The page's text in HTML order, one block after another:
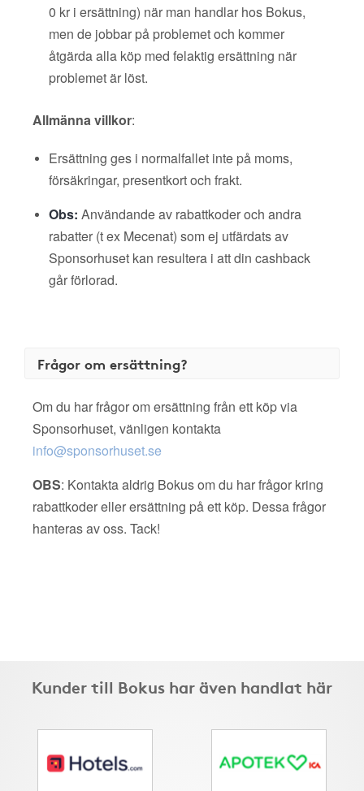
0 kr i ersättning) när man handlar hos Bokus,
men de jobbar på problemet och kommer
åtgärda alla köp med felaktig ersättning när
problemet är löst.
Allmänna villkor:
Ersättning ges i normalfallet inte på moms,
försäkringar, presentkort och frakt.
Obs: Användande av rabattkoder och andra
rabatter (t ex Mecenat) som ej utfärdats av
Sponsorhuset kan resultera i att din cashback
går förlorad.
Frågor om ersättning?
Om du har frågor om ersättning från ett köp via
Sponsorhuset, vänligen kontakta
info@sponsorhuset.se
OBS: Kontakta aldrig Bokus om du har frågor kring
rabattkoder eller ersättning på ett köp. Dessa frågor
hanteras av oss. Tack!
Kunder till Bokus har även handlat här